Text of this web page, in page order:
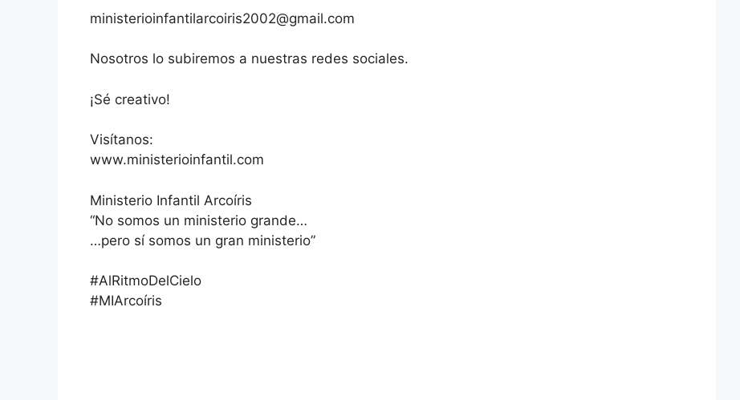
ministerioinfantilarcoiris2002@gmail.com
Nosotros lo subiremos a nuestras redes sociales.
¡Sé creativo!
Visítanos:
www.ministerioinfantil.com
Ministerio Infantil Arcoíris
“No somos un ministerio grande…
…pero sí somos un gran ministerio”
#AlRitmoDelCielo
#MIArcoíris